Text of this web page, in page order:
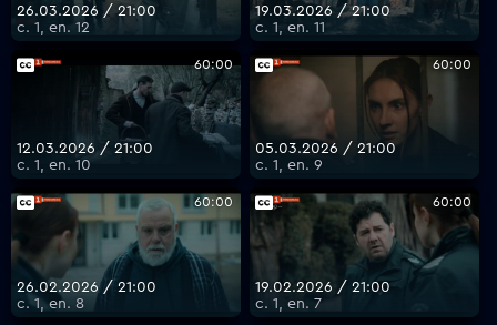
VOYO
26.03.2026 / 21:00
с. 1, еп. 12
19.03.2026 / 21:00
с. 1, еп. 11
60:00
12.03.2026 / 21:00
с. 1, еп. 10
60:00
05.03.2026 / 21:00
с. 1, еп. 9
60:00
26.02.2026 / 21:00
с. 1, еп. 8
60:00
19.02.2026 / 21:00
с. 1, еп. 7